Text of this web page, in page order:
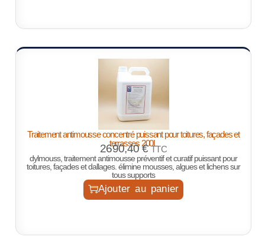
Traitement antimousse concentré puissant pour toitures, façades et
terrasses 200L
2690,40€ TTC
dylmouss, traitement antimousse préventif et curatif puissant pour
toitures, façades et dallages. élimine mousses, algues et lichens sur
tous supports
Ajouter au panier